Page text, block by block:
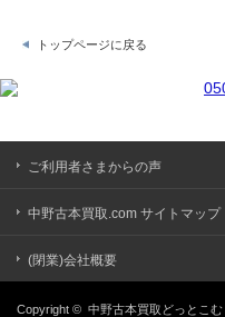
トップページに戻る
ご利用者さまからの声
中野古本買取.com サイトマップ
(閉業)会社概要
Copyright © 中野古本買取どっとこむ